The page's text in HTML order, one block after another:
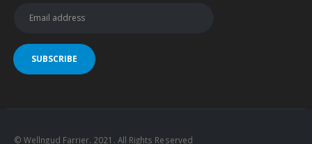
© Wellngud Farrier. 2021. All Rights Reserved